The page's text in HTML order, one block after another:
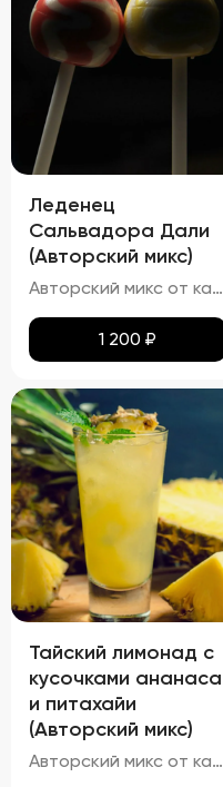
Леденец
Сальвадора Дали
(Авторский микс)
Авторский микс от кальянных мастеров - Авторский Твист наших резидентов, Chupa Chups- Этот освежающий напиток в точности имитирует вкус леденца "Чупа Чупс" со вкусом винограда и чёрной смородины
1 200 ₽
Тайский лимонад с
кусочками ананаса
и питахайи
(Авторский микс)
Авторский микс от кальянных мастеров - Свежий коктейль с ярким ананасовым шейком и ноткой питахайи